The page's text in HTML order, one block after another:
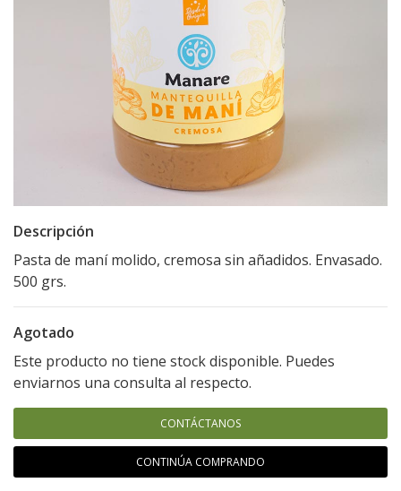
Descripción
Pasta de maní molido, cremosa sin añadidos. Envasado.
500 grs.
Agotado
Este producto no tiene stock disponible. Puedes
enviarnos una consulta al respecto.
CONTÁCTANOS
CONTINÚA COMPRANDO